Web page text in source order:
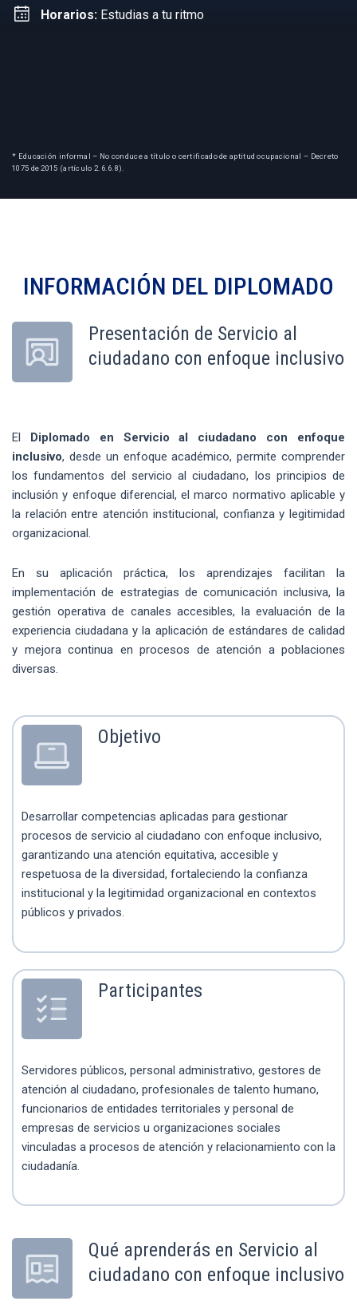
Horarios: Estudias a tu ritmo
* Educación informal – No conduce a título o certificado de aptitud ocupacional – Decreto
1075 de 2015 (artículo 2.6.6.8).
INFORMACIÓN DEL DIPLOMADO
Presentación de Servicio al
ciudadano con enfoque inclusivo
El Diplomado en Servicio al ciudadano con enfoque
inclusivo, desde un enfoque académico, permite comprender
los fundamentos del servicio al ciudadano, los principios de
inclusión y enfoque diferencial, el marco normativo aplicable y
la relación entre atención institucional, confianza y legitimidad
organizacional.
En su aplicación práctica, los aprendizajes facilitan la
implementación de estrategias de comunicación inclusiva, la
gestión operativa de canales accesibles, la evaluación de la
experiencia ciudadana y la aplicación de estándares de calidad
y mejora continua en procesos de atención a poblaciones
diversas.
Objetivo
Desarrollar competencias aplicadas para gestionar
procesos de servicio al ciudadano con enfoque inclusivo,
garantizando una atención equitativa, accesible y
respetuosa de la diversidad, fortaleciendo la confianza
institucional y la legitimidad organizacional en contextos
públicos y privados.
Participantes
Servidores públicos, personal administrativo, gestores de
atención al ciudadano, profesionales de talento humano,
funcionarios de entidades territoriales y personal de
empresas de servicios u organizaciones sociales
vinculadas a procesos de atención y relacionamiento con la
ciudadanía.
Qué aprenderás en Servicio al
ciudadano con enfoque inclusivo